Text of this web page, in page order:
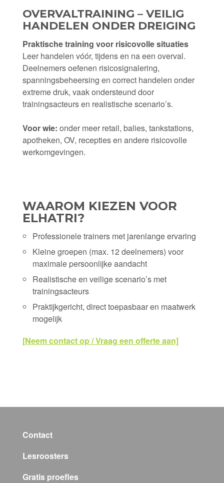
OVERVALTRAINING – VEILIG
HANDELEN ONDER DREIGING
Praktische training voor risicovolle situaties
Leer handelen vóór, tijdens en na een overval.
Deelnemers oefenen risicosignalering,
spanningsbeheersing en correct handelen onder
extreme druk, vaak ondersteund door
trainingsacteurs en realistische scenario’s.
Voor wie: onder meer retail, balies, tankstations,
apotheken, OV, recepties en andere risicovolle
werkomgevingen.
WAAROM KIEZEN VOOR
ELHATRI?
Professionele trainers met jarenlange ervaring
Kleine groepen (max. 12 deelnemers) voor
maximale persoonlijke aandacht
Realistische en veilige scenario’s met
trainingsacteurs
Praktijkgericht, direct toepasbaar en maatwerk
mogelijk
[Neem contact op / Vraag een offerte aan]
Contact
Lesroosters
Gratis proefles